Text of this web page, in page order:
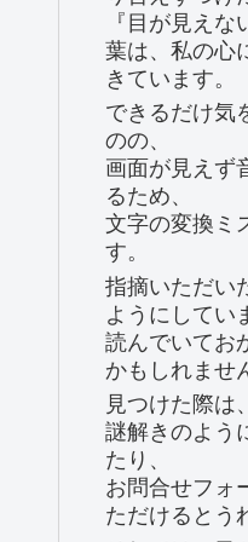
『目が見え
葉は、私の心
きています。
できるだけ気
のの、
画面が見えず
るため、
文字の変換ミ
す。
指摘いただい
ようにしてい
読んでいてお
かもしれませ
見つけた際は、
謎解きのよう
たり、
お問合せフォ
ただけるとう